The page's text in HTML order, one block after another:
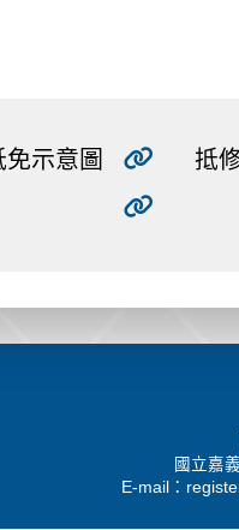
示意圖
抵
國立嘉
E-mail：